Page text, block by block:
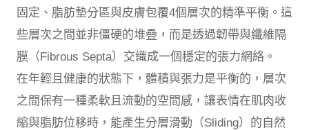
固定、脂肪墊分區與皮膚包覆4個層次的精準平衡。這
些層次之間並非僵硬的堆疊，而是透過韌帶與纖維隔
膜（Fibrous Septa）交織成一個穩定的張力網絡。
在年輕且健康的狀態下，體積與張力是平衡的，層次
之間保有一種柔軟且流動的空間感，讓表情在肌肉收
縮與脂肪位移時，能產生分層滑動（Sliding）的自然